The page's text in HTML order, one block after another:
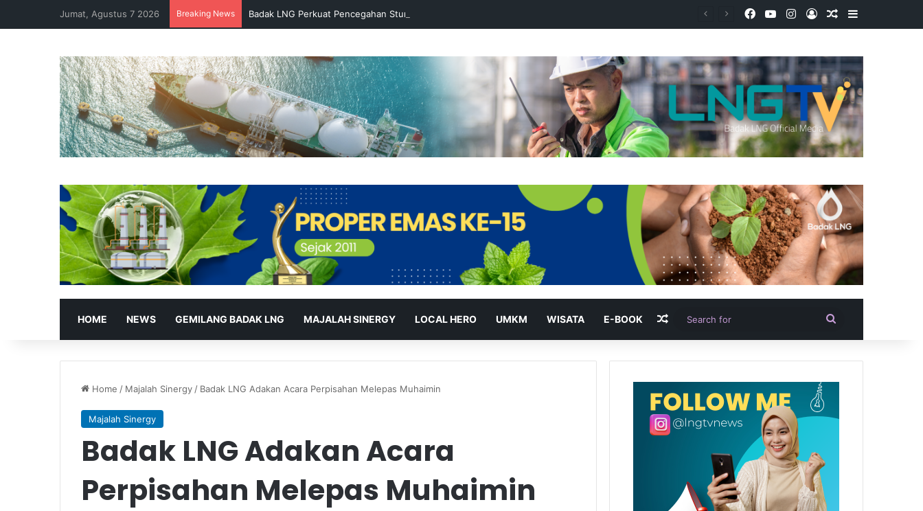
Jumat, Agustus 7 2026 Breaking News Badak LNG Perkuat Pencegahan Stunting melalui Program Akar Ranting Facebook
YouTubeInstagram
Log InRandom Article
Sidebar
HOME NEWS GEMILANG BADAK LNG MAJALAH SINERGY LOCAL HERO UMKM WISATA E-BOOK Random Article
for
Home / Majalah Sinergy/ Badak LNG Adakan Acara Perpisahan Melepas Muhaimin
Majalah Sinergy
Badak LNG Adakan Acara
Perpisahan Melepas Muhaimin